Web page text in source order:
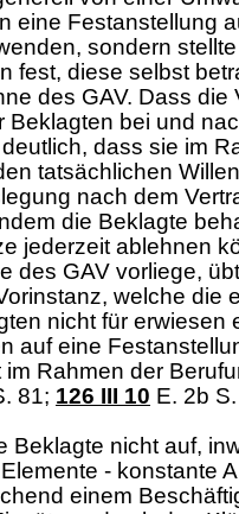
eine Festanstellung
sondern
fest, diese selbst
des GAV. Dass die
Beklagten bei und
dass sie im
tatsächlichen
nach dem
die Beklagte
jederzeit ablehnen
des GAV vorliege,
welche die
nicht für erwiesen
auf eine
Rahmen der
81; 126 III 10 E. 2b
Beklagte nicht auf,
- konstante
einem